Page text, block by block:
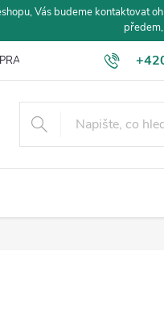
Vás budeme
A PLATBA